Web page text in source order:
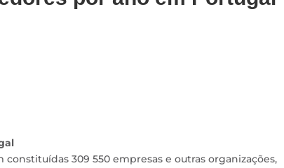
309 550 empresas e outras organizações,